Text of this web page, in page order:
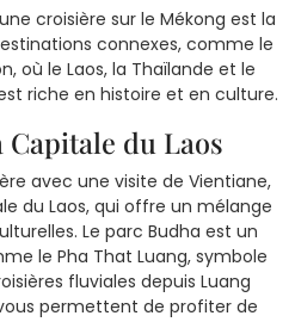
croisière sur le Mékong est la
connexes, comme le
où le Laos, la Thaïlande et le
riche en histoire et en culture.
Capitale du Laos
avec une visite de Vientiane,
du Laos, qui offre un mélange
Le parc Budha est un
le Pha That Luang, symbole
fluviales depuis Luang
permettent de profiter de